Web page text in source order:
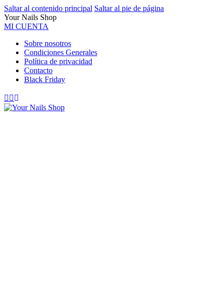
Saltar al contenido principal Saltar al pie de página
Your Nails Shop
MI CUENTA
Sobre nosotros
Condiciones Generales
Política de privacidad
Contacto
Black Friday